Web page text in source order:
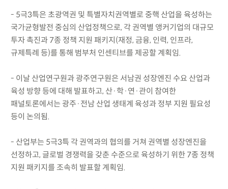
- 5극3특은 초광역권 및 특별자치권역별로 중핵 산업을 육성하는
국가균형발전 중심의 산업정책으로, 각 권역별 앵커기업의 대규모
투자 촉진과 7종 정책 지원 패키지(재정, 금융, 인력, 인프라,
규제특례 등)를 통해 범부처 인센티브를 제공할 계획임.
- 이날 산업연구원과 광주연구원은 서남권 성장엔진 수요 산업과
육성 방향 등에 대해 발표하고, 산·학·연·관이 참여한
패널토론에서는 광주·전남 산업 생태계 육성과 정부 지원 필요성
등이 논의됨.
- 산업부는 5극3특 각 권역과의 협의를 거쳐 권역별 성장엔진을
선정하고, 글로벌 경쟁력을 갖춘 수준으로 육성하기 위한 7종 정책
지원 패키지를 조속히 발표할 계획임.